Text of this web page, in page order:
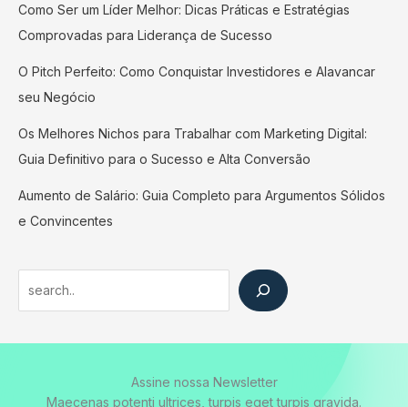
Como Ser um Líder Melhor: Dicas Práticas e Estratégias
Comprovadas para Liderança de Sucesso
O Pitch Perfeito: Como Conquistar Investidores e Alavancar
seu Negócio
Os Melhores Nichos para Trabalhar com Marketing Digital:
Guia Definitivo para o Sucesso e Alta Conversão
Aumento de Salário: Guia Completo para Argumentos Sólidos
e Convincentes
Assine nossa Newsletter
Maecenas potenti ultrices, turpis eget turpis gravida.